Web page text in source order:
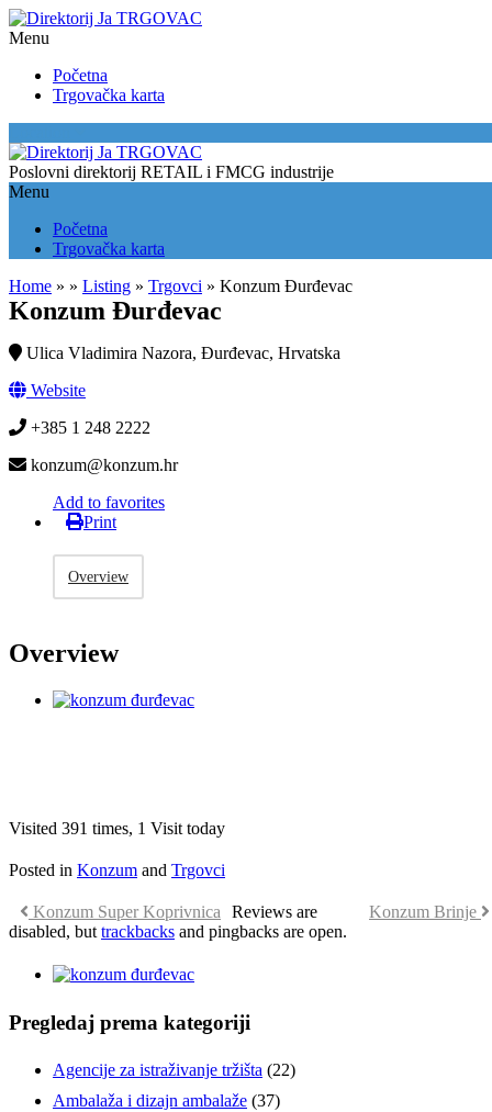
Menu
Početna
Trgovačka karta
Poslovni direktorij RETAIL i FMCG industrije
Menu
Početna
Trgovačka karta
Home » » Listing » Trgovci » Konzum Đurđevac
Konzum Đurđevac
Ulica Vladimira Nazora, Đurđevac, Hrvatska
Website
+385 1 248 2222
konzum@konzum.hr
Add to favorites
Print
Overview
Overview
Visited 391 times, 1 Visit today
Posted in Konzum and Trgovci
Konzum Super Koprivnica Konzum Brinje
Reviews are
disabled, but trackbacks and pingbacks are open.
Pregledaj prema kategoriji
Agencije za istraživanje tržišta (22)
Ambalaža i dizajn ambalaže (37)